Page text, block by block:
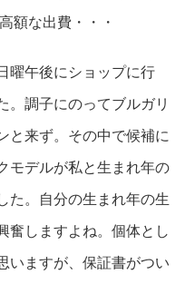
額な出費・・・
曜午後にショップに行
。調子にのってブルガリ
と来ず。その中で候補に
モデルが私と生まれ年の
た。自分の生まれ年の生
奮しますよね。個体とし
いますが、保証書がつい